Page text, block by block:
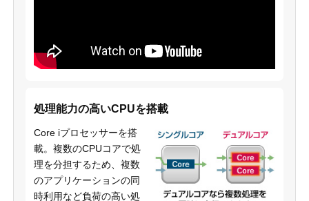
処理能力の高いCPUを搭載
Core iプロセッサーを搭
載。複数のCPUコアで処
理を分担するため、複数
のアプリケーションの同
時利用など負荷の高い処